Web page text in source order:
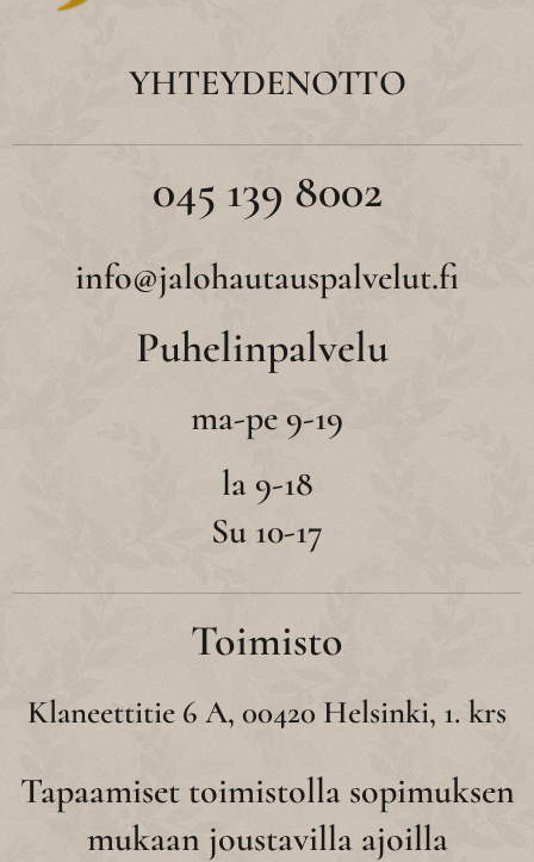
YHTEYDENOTTO
045 139 8002
info@jalohautauspalvelut.fi
Puhelinpalvelu
ma-pe 9-19
la 9-18
Su 10-17
Toimisto
Klaneettitie 6 A, 00420 Helsinki, 1. krs
Tapaamiset toimistolla sopimuksen
mukaan joustavilla ajoilla